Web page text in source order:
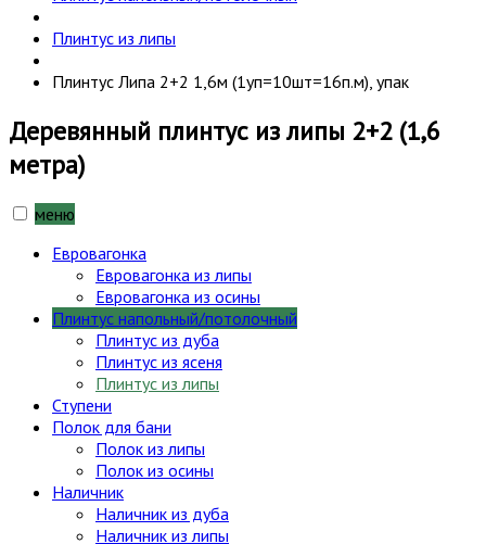
Плинтус из липы
Плинтус Липа 2+2 1,6м (1уп=10шт=16п.м), упак
Деревянный плинтус из липы 2+2 (1,6
метра)
меню
Евровагонка
Евровагонка из липы
Евровагонка из осины
Плинтус напольный/потолочный
Плинтус из дуба
Плинтус из ясеня
Плинтус из липы
Ступени
Полок для бани
Полок из липы
Полок из осины
Наличник
Наличник из дуба
Наличник из липы